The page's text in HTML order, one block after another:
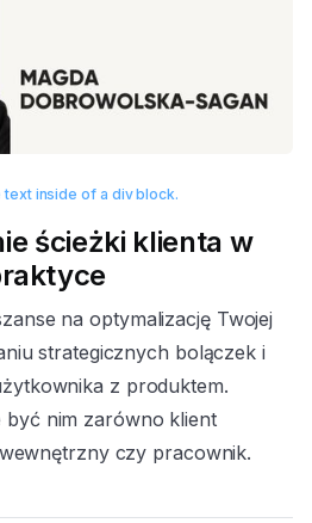
ścieżki klienta w
na optymalizację Twojej
strategicznych bolączek i
z produktem.
być nim zarówno klient
czy pracownik.
text inside of a div block.